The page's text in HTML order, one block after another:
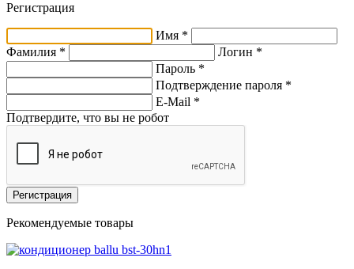
Регистрация
Имя *
Фамилия *
Логин *
Пароль *
Подтверждение пароля *
E-Mail *
Подтвердите, что вы не робот
Регистрация
Рекомендуемые товары